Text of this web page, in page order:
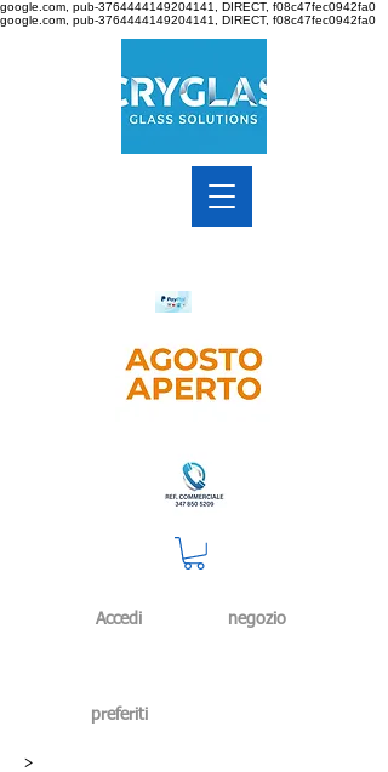
google.com, pub-3764444149204141, DIRECT, f08c47fec0942fa0
google.com, pub-3764444149204141, DIRECT, f08c47fec0942fa0
negozio
Accedi
>
preferiti